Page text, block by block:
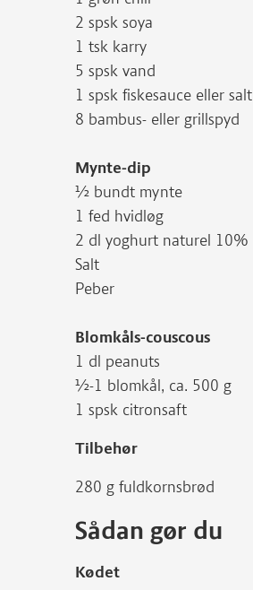
2 spsk soya
1 tsk karry
5 spsk vand
1 spsk fiskesauce eller salt
8 bambus- eller grillspyd
Mynte-dip
½ bundt mynte
1 fed hvidløg
2 dl yoghurt naturel 10%
Salt
Peber
Blomkåls-couscous
1 dl peanuts
½-1 blomkål, ca. 500 g
1 spsk citronsaft
Tilbehør
280 g fuldkornsbrød
Sådan gør du
Kødet